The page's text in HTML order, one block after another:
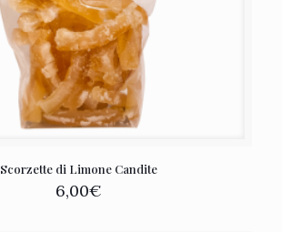
Scorzette di Limone Candite
6,00€